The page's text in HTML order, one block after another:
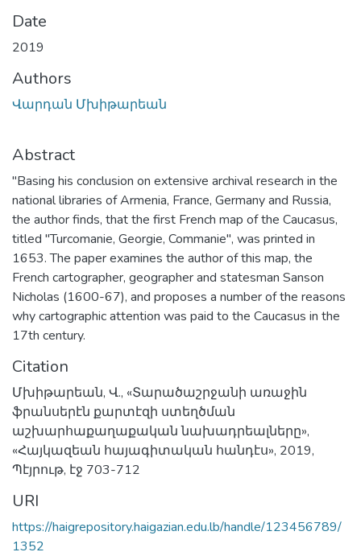
Date
2019
Authors
Վարդան Մխիթարեան
Abstract
"Basing his conclusion on extensive archival research in the
national libraries of Armenia, France, Germany and Russia,
the author finds, that the first French map of the Caucasus,
titled "Turcomanie, Georgie, Commanie", was printed in
1653. The paper examines the author of this map, the
French cartographer, geographer and statesman Sanson
Nicholas (1600-67), and proposes a number of the reasons
why cartographic attention was paid to the Caucasus in the
17th century.
Citation
Մխիթարեան, Վ., «Տարածաշրջանի առաջին
ֆրանսերէն քարտէզի ստեղծման
աշխարհաքաղաքական նախադրեալները»,
«Հայկազեան հայագիտական հանդէս», 2019,
Պէյրութ, էջ 703-712
URI
https://haigrepository.haigazian.edu.lb/handle/123456789/
1352